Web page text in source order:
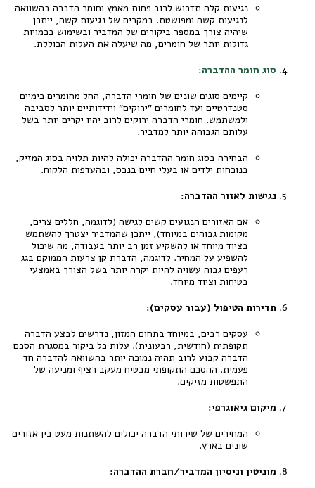
נגיעות קלה תדרוש לרוב פחות מאמץ וחומר הדברה בהשוואה
לנגיעות קשה ומפושטת. במקרים של נגיעות קשה, ייתכן
שיהיה צורך במספר ביקורים של המדביר ובשימוש בכמויות
גדולות יותר של חומרים, מה שיעלה את העלות הכוללת.
סוג חומר ההדברה:
קיימים סוגים שונים של חומרי הדברה, החל מחומרים כימיים
סטנדרטיים ועד לחומרים "ירוקים" וידידותיים יותר לסביבה
ולמשתמש. חומרי הדברה ירוקים לרוב יהיו יקרים יותר בשל
עלותם הגבוהה יותר למדביר.
הבחירה בסוג חומר ההדברה יכולה להיות תלויה בסוג המזיק,
בנוכחות ילדים או בעלי חיים בנכס, ובהעדפות הלקוח.
נגישות לאזור ההדברה:
אם האזורים הנגועים קשים לגישה (לדוגמה, חללים צרים,
מקומות גבוהים במיוחד), ייתכן שהמדביר יצטרך להשתמש
בציוד מיוחד או להשקיע זמן רב יותר בעבודה, מה שיכול
להשפיע על המחיר. לדוגמה, הדברת קן צרעות הממוקם בגג
רעפים גבוה עשויה להיות יקרה יותר בשל הצורך באמצעי
בטיחות וציוד מיוחד.
תדירות הטיפול (עבור עסקים):
עסקים רבים, במיוחד בתחום המזון, נדרשים לבצע הדברה
תקופתית (חודשית, רבעונית). עלות כל ביקור במסגרת הסכם
הדברה קבוע לרוב תהיה נמוכה יותר בהשוואה להדברה חד
פעמית. ההסכם התקופתי מבטיח מעקב רציף ומניעה של
התפשטות מזיקים.
מיקום גיאוגרפי:
המחירים של שירותי הדברה יכולים להשתנות מעט בין אזורים
שונים בארץ.
מוניטין וניסיון המדביר/חברת ההדברה: